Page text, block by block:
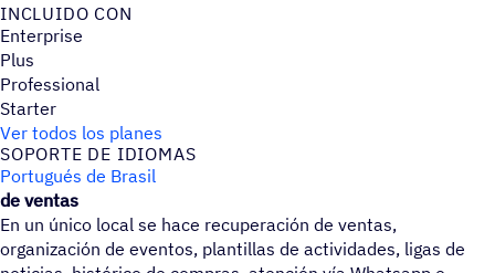
INCLUIDO CON
Enterprise
Plus
Professional
Starter
Ver todos los planes
SOPORTE DE IDIOMAS
Portugués de Brasil
de ventas
En un único local se hace recuperación de ventas,
organización de eventos, plantillas de actividades, ligas de